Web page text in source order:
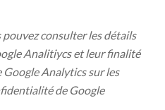
pouvez consulter les détails
Analitiycs et leur finalité
Analytics sur les
de Google